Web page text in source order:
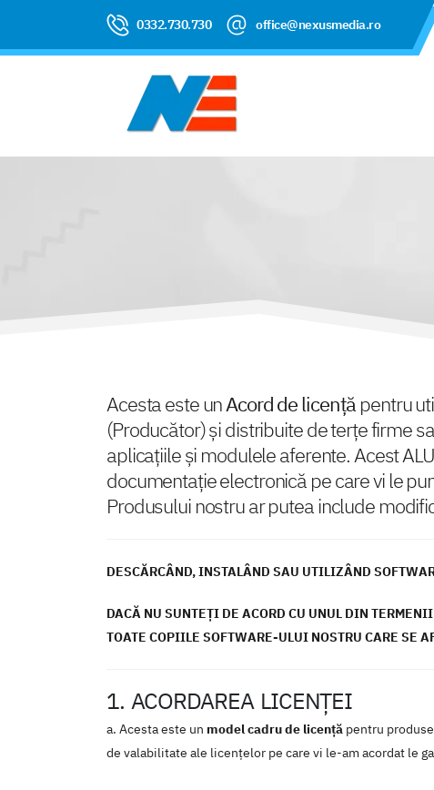
0332.730.730 office@nexusmedia.ro
Acesta este unAcord de licențăpentru
(Producător) și distribuite de terțe firme
aplicațiile și modulele aferente. Acest
documentație electronică pe care vi le
Produsului nostru ar putea include
DESCĂRCÂND, INSTALÂND SAU UTILIZÂND
DACĂ NU SUNTEŢI DE ACORD CU UNUL DIN
TOATE COPIILE SOFTWARE-ULUI NOSTRU CARE SE
1. ACORDAREA LICENŢEI
a. Acesta este un model cadru de licenţă pentru
de valabilitate ale licențelor pe care vi le-am acordat le